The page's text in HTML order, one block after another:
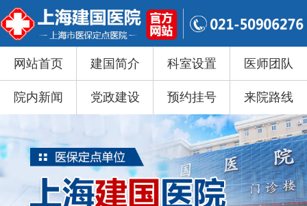
网站首页 建国简介 科室设置 医师团队
院内新闻 党政建设 预约挂号 来院路线